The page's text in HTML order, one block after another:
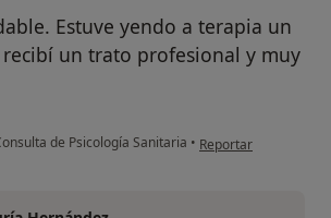
Estuve yendo a terapia un
un trato profesional y muy
de Psicología Sanitaria • en opinión del
Reportar